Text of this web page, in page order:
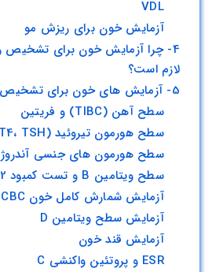
VDL
آزمایش خون برای ریزش مو
4- چرا آزمایش خون برای تشخیص
لازم است؟
5- آزمایش های خون برای تشخیص ریزش مو
سطح آهن (TIBC) و فریتین
سطح هورمون تیروئید (T3، T4، TSH)
سطح هورمون های جنسی
سطح ویتامین B و تست کمبود B-12
آزمایش شمارش کامل خون CBC
آزمایش سطح ویتامین D
آزمایش قند خون
ESR و پروتئین واکنشی C